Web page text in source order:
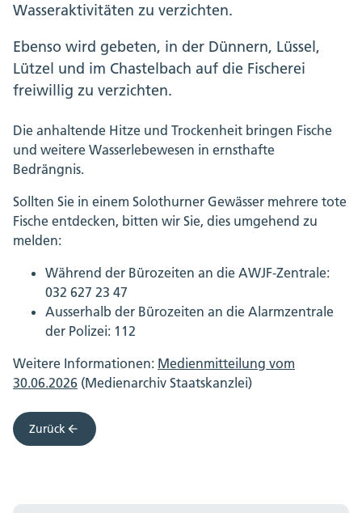
Wasseraktivitäten zu verzichten.
Ebenso wird gebeten, in der Dünnern, Lüssel,
Lützel und im Chastelbach auf die Fischerei
freiwillig zu verzichten.
Die anhaltende Hitze und Trockenheit bringen Fische
und weitere Wasserlebewesen in ernsthafte
Bedrängnis.
Sollten Sie in einem Solothurner Gewässer mehrere tote
Fische entdecken, bitten wir Sie, dies umgehend zu
melden:
Während der Bürozeiten an die AWJF-Zentrale:
032 627 23 47
Ausserhalb der Bürozeiten an die Alarmzentrale
der Polizei: 112
Weitere Informationen: Medienmitteilung vom
30.06.2026 (Medienarchiv Staatskanzlei)
Zurück